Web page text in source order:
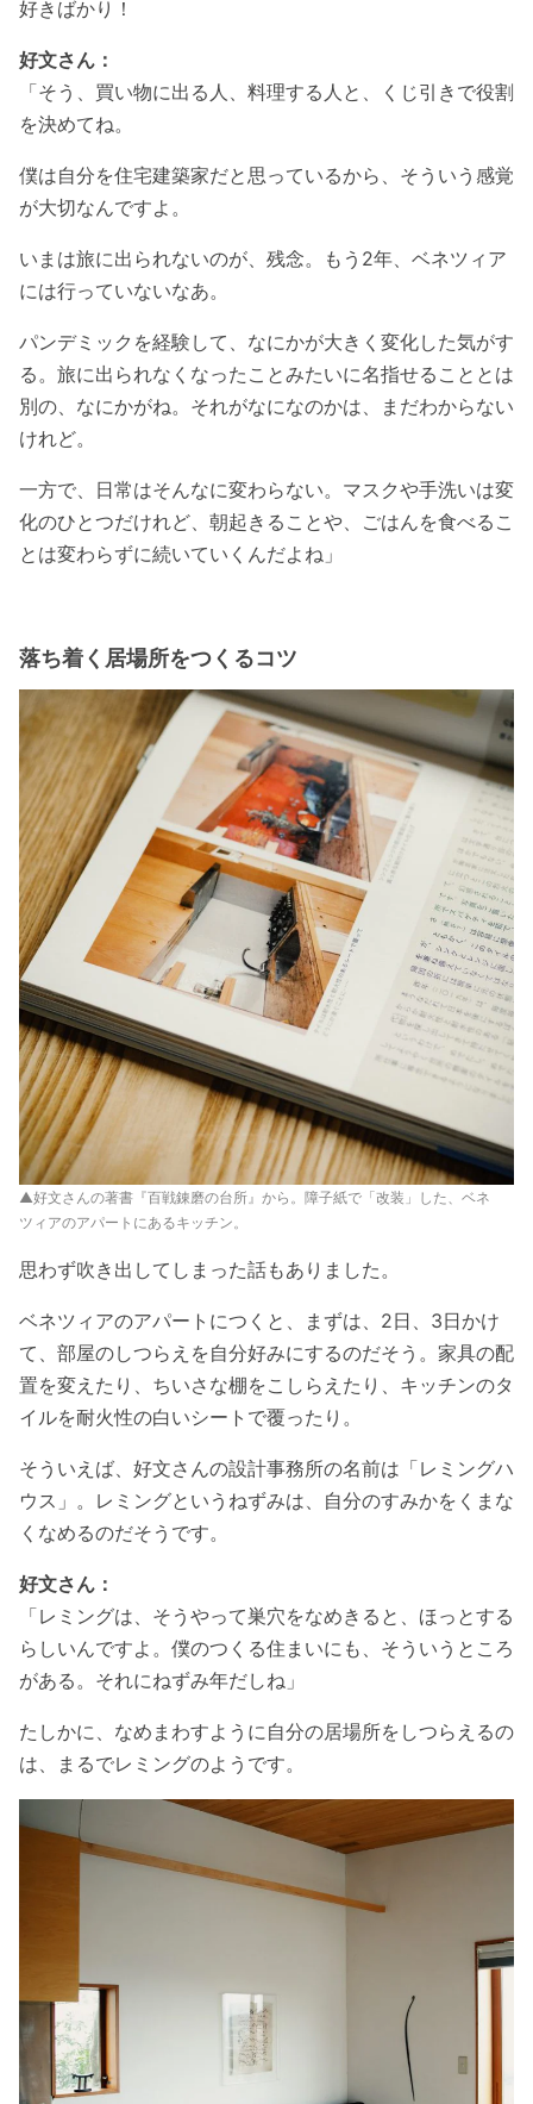
好きばかり！
好文さん：
「そう、買い物に出る人、料理する人と、くじ引きで役割
を決めてね。
僕は自分を住宅建築家だと思っているから、そういう感覚
が大切なんですよ。
いまは旅に出られないのが、残念。もう2年、ベネツィア
には行っていないなあ。
パンデミックを経験して、なにかが大きく変化した気がす
る。旅に出られなくなったことみたいに名指せることとは
別の、なにかがね。それがなになのかは、まだわからない
けれど。
一方で、日常はそんなに変わらない。マスクや手洗いは変
化のひとつだけれど、朝起きることや、ごはんを食べるこ
とは変わらずに続いていくんだよね」
落ち着く居場所をつくるコツ
▲好文さんの著書『百戦錬磨の台所』から。障子紙で「改装」した、ベネ
ツィアのアパートにあるキッチン。
思わず吹き出してしまった話もありました。
ベネツィアのアパートにつくと、まずは、2日、3日かけ
て、部屋のしつらえを自分好みにするのだそう。家具の配
置を変えたり、ちいさな棚をこしらえたり、キッチンのタ
イルを耐火性の白いシートで覆ったり。
そういえば、好文さんの設計事務所の名前は「レミングハ
ウス」。レミングというねずみは、自分のすみかをくまな
くなめるのだそうです。
好文さん：
「レミングは、そうやって巣穴をなめきると、ほっとする
らしいんですよ。僕のつくる住まいにも、そういうところ
がある。それにねずみ年だしね」
たしかに、なめまわすように自分の居場所をしつらえるの
は、まるでレミングのようです。